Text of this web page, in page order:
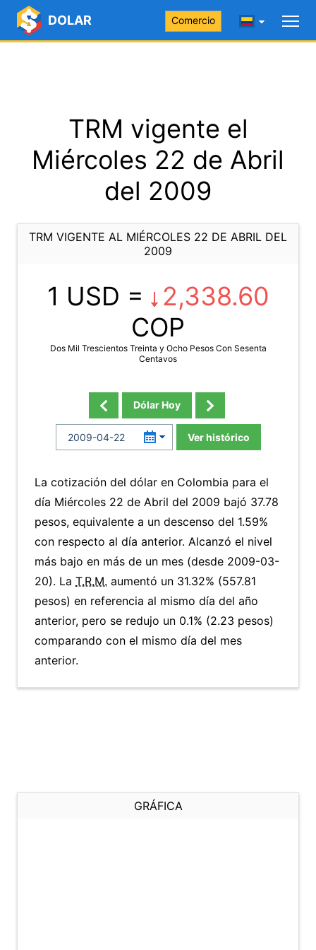
DOLAR Comercio
TRM vigente el
Miércoles 22 de Abril
del 2009
TRM VIGENTE AL MIÉRCOLES 22 DE ABRIL DEL
2009
1 USD =
2,338.60
COP
Dos Mil Trescientos Treinta y Ocho Pesos Con Sesenta
Centavos
Dólar Hoy
Ver histórico
La cotización del dólar en Colombia para el
día Miércoles 22 de Abril del 2009 bajó 37.78
pesos, equivalente a un descenso del 1.59%
con respecto al día anterior. Alcanzó el nivel
más bajo en más de un mes (desde 2009-03-
20). La T.R.M. aumentó un 31.32% (557.81
pesos) en referencia al mismo día del año
anterior, pero se redujo un 0.1% (2.23 pesos)
comparando con el mismo día del mes
anterior.
GRÁFICA